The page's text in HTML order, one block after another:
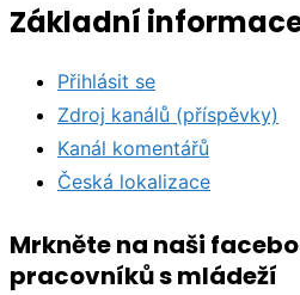
Základní
Přihlásit se
Zdroj kanálů (příspěvky)
Kanál komentářů
Česká lokalizace
Mrkněte na naši
pracovníků s mládeží